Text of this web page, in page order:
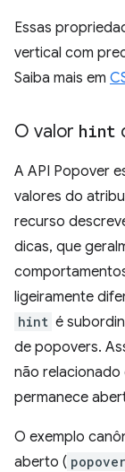
Essas
vertical com
Saiba mais em
O valor hint
A API Popover
valores do
recurso
dicas, que
ligeiramente
hint é
de popovers.
não relacionado
permanece
O exemplo
aberto (